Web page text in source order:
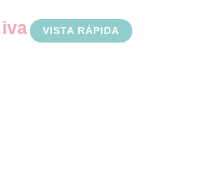
iva VISTA RÁPIDA